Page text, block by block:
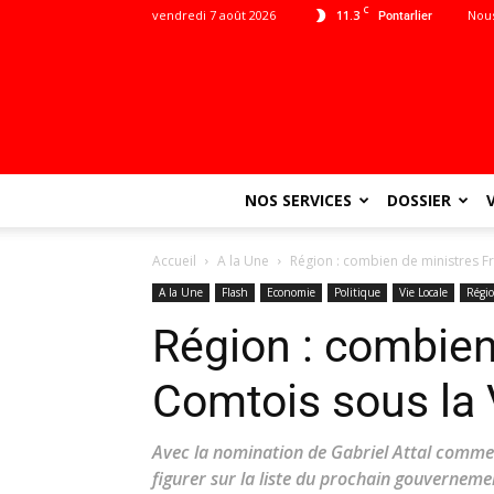
11.3 C Pontarlier
vendredi 7 août 2026
NOS SERVICES DOSSIER
Accueil A la Une Région : combien de ministres
A la Une Flash Economie Politique Vie Locale
Région :
Comtois sous la
Avec la nomination de Gabriel Attal
figurer sur la liste du prochain